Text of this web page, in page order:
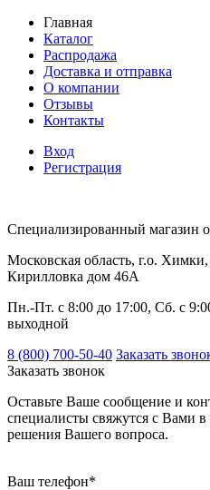
Главная
Каталог
Распродажа
Доставка и отправка
О компании
Отзывы
Контакты
Вход
Регистрация
Специализированный магазин
Московская область, г.о.
Кирилловка дом 46А
Пн.-Пт. с 8:00 до 17:00, Сб.
выходной
8 (800) 700-50-40 Заказать
Заказать звонок
Оставьте Ваше сообщение и
специалисты свяжутся с Вами
решения Вашего вопроса.
Ваш телефон*